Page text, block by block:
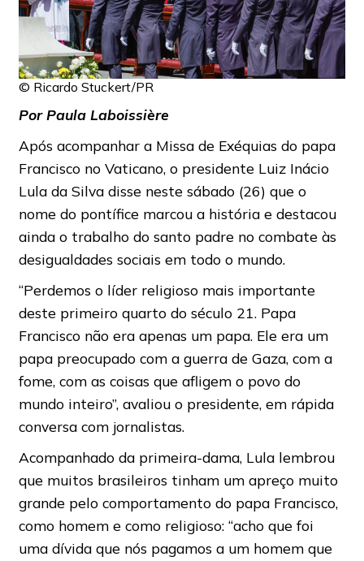
© Ricardo Stuckert/PR
Por Paula Laboissière
Após acompanhar a Missa de Exéquias do papa
Francisco no Vaticano, o presidente Luiz Inácio
Lula da Silva disse neste sábado (26) que o
nome do pontífice marcou a história e destacou
ainda o trabalho do santo padre no combate às
desigualdades sociais em todo o mundo.
“Perdemos o líder religioso mais importante
deste primeiro quarto do século 21. Papa
Francisco não era apenas um papa. Ele era um
papa preocupado com a guerra de Gaza, com a
fome, com as coisas que afligem o povo do
mundo inteiro”, avaliou o presidente, em rápida
conversa com jornalistas.
Acompanhado da primeira-dama, Lula lembrou
que muitos brasileiros tinham um apreço muito
grande pelo comportamento do papa Francisco,
como homem e como religioso: “acho que foi
uma dívida que nós pagamos a um homem que